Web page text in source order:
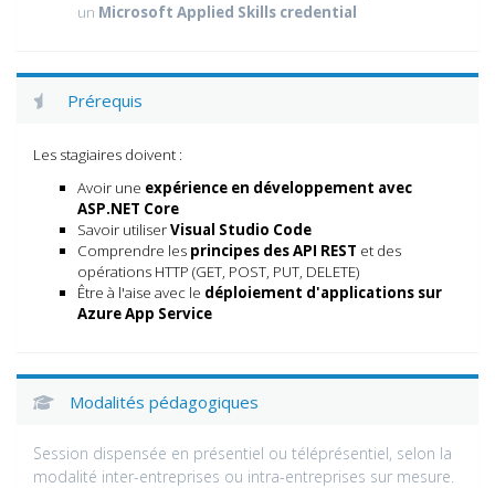
un Microsoft Applied Skills credential
Prérequis
Les stagiaires doivent :
Avoir une expérience en développement avec
ASP.NET Core
Savoir utiliserVisual Studio Code
Comprendre les principes des API REST et des
opérations HTTP (GET, POST, PUT, DELETE)
Être à l'aise avec le déploiement d'applications sur
Azure App Service
Modalités pédagogiques
Session dispensée en présentiel ou téléprésentiel, selon la
modalité inter-entreprises ou intra-entreprises sur mesure.